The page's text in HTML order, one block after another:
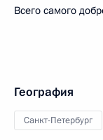
Всего самого
География
Санкт-Петербург